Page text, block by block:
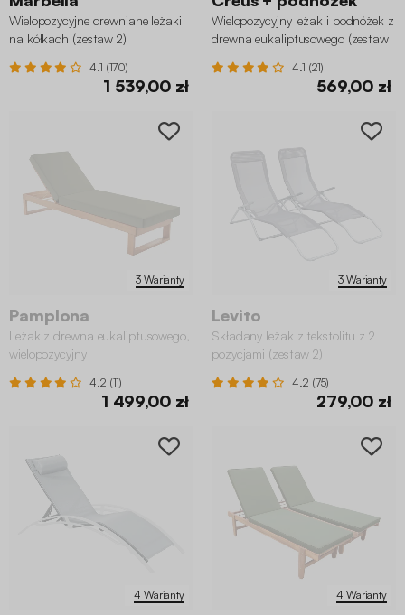
Wielopozycyjne drewniane leżaki
na kółkach (zestaw 2)
4.1 (170)
1 539,00 zł
Wielopozycyjny leżak i podnóżek z
drewna eukaliptusowego (zestaw
4.1 (21)
569,00 zł
3 Warianty
Pamplona
Leżak z drewna eukaliptusowego,
wielopozycyjny
4.2 (11)
1 499,00 zł
3 Warianty
Levito
Składany leżak z tekstolitu z 2
pozycjami (zestaw 2)
4.2 (75)
279,00 zł
4 Warianty 4 Warianty